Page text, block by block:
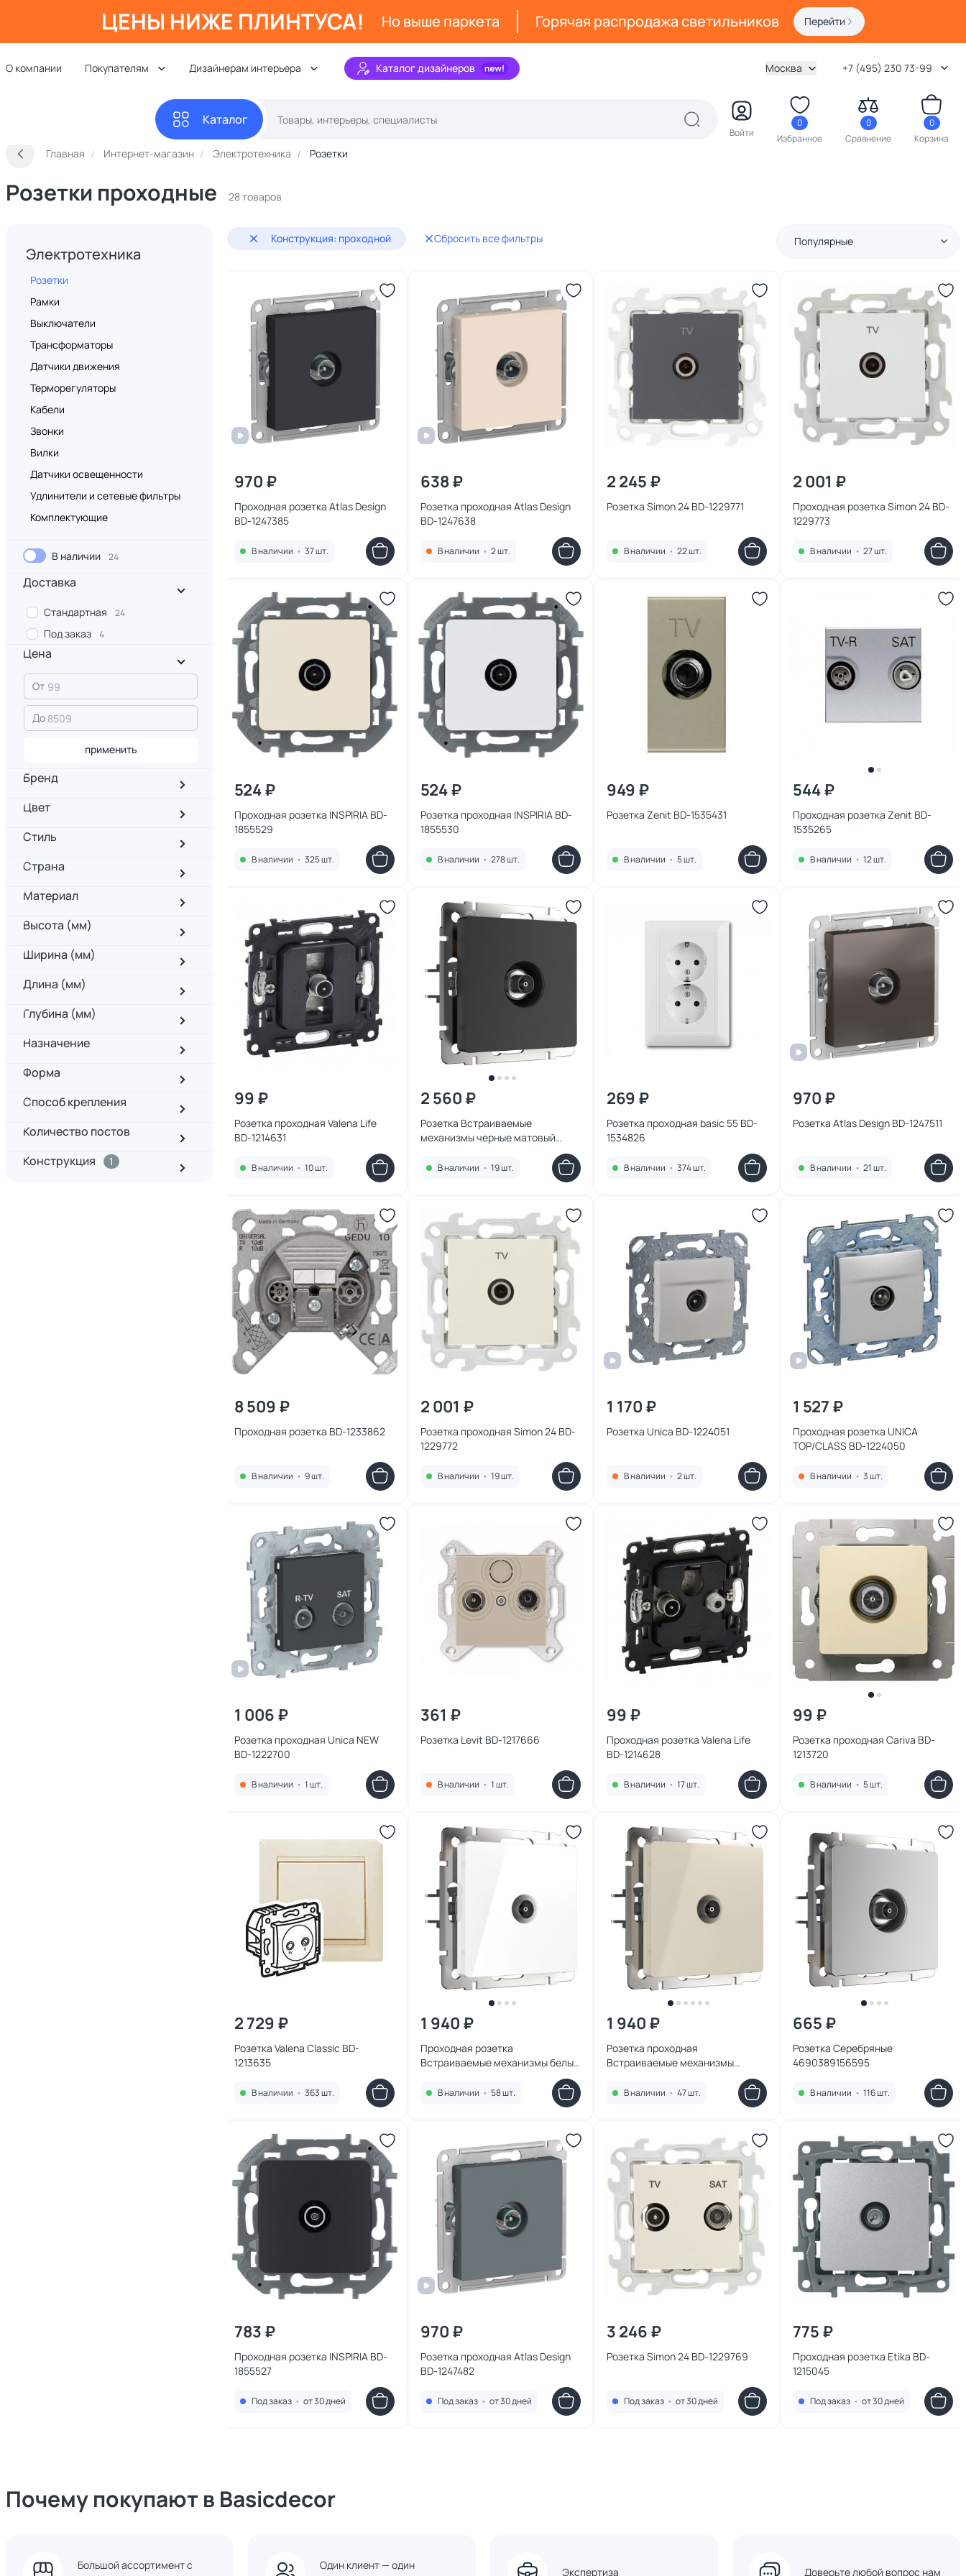
ЦЕНЫ НИЖЕ ПЛИНТУСА! Но выше паркета Горячая распродажа светильников Перейти
О компании Покупателям Дизайнерам интерьера Каталог дизайнеров Москва +7 (495) 230 73-99
Каталог
Войти
0
Избранное
0
Сравнение
0
Корзина
Главная Интернет-магазин Электротехника Розетки
Розетки проходные 28 товаров
Электротехника
Розетки
Рамки
Выключатели
Трансформаторы
Датчики движения
Терморегуляторы
Кабели
Звонки
Вилки
Датчики освещенности
Удлинители и сетевые фильтры
Комплектующие
В наличии 24
Доставка
Стандартная 24
Под заказ 4
Цена
От
До
применить
Бренд
Цвет
Стиль
Страна
Материал
Высота (мм)
Ширина (мм)
Длина (мм)
Глубина (мм)
Назначение
Форма
Способ крепления
Количество постов
Конструкция
1
Конструкция: проходной Сбросить все фильтры Популярные
970 ₽
Проходная розетка Atlas Design
BD-1247385
В наличии • 37 шт.
638 ₽
Розетка проходная Atlas Design
BD-1247638
В наличии • 2 шт.
2 245 ₽
Розетка Simon 24 BD-1229771
В наличии • 22 шт.
2 001 ₽
Проходная розетка Simon 24 BD-
1229773
В наличии • 27 шт.
524 ₽
Проходная розетка INSPIRIA BD-
1855529
В наличии • 325 шт.
524 ₽
Розетка проходная INSPIRIA BD-
1855530
В наличии • 278 шт.
949 ₽
Розетка Zenit BD-1535431
В наличии • 5 шт.
544 ₽
Проходная розетка Zenit BD-
1535265
В наличии • 12 шт.
99 ₽
Розетка проходная Valena Life
BD-1214631
В наличии • 10 шт.
2 560 ₽
Розетка Встраиваемые
механизмы черные матовый
В наличии • 19 шт.
269 ₽
Розетка проходная basic 55 BD-
1534826
В наличии • 374 шт.
970 ₽
Розетка Atlas Design BD-1247511
В наличии • 21 шт.
8 509 ₽
Проходная розетка BD-1233862
В наличии • 9 шт.
2 001 ₽
Розетка проходная Simon 24 BD-
1229772
В наличии • 19 шт.
1 170 ₽
Розетка Unica BD-1224051
В наличии • 2 шт.
1 527 ₽
Проходная розетка UNICA
TOP/CLASS BD-1224050
В наличии • 3 шт.
1 006 ₽
Розетка проходная Unica NEW
BD-1222700
В наличии • 1 шт.
361 ₽
Розетка Levit BD-1217666
В наличии • 1 шт.
99 ₽
Проходная розетка Valena Life
BD-1214628
В наличии • 17 шт.
99 ₽
Розетка проходная Cariva BD-
1213720
В наличии • 5 шт.
2 729 ₽
Розетка Valena Classic BD-
1213635
В наличии • 363 шт.
1 940 ₽
Проходная розетка
Встраиваемые механизмы белые
В наличии • 58 шт.
1 940 ₽
Розетка проходная
Встраиваемые механизмы
слоновая кость 4690389155819
В наличии • 47 шт.
665 ₽
Розетка Серебряные
4690389156595
В наличии • 116 шт.
783 ₽
Проходная розетка INSPIRIA BD-
1855527
Под заказ • от 30 дней
970 ₽
Розетка проходная Atlas Design
BD-1247482
Под заказ • от 30 дней
3 246 ₽
Розетка Simon 24 BD-1229769
Под заказ • от 30 дней
775 ₽
Проходная розетка Etika BD-
1215045
Под заказ • от 30 дней
Почему покупают в Basicdecor
Большой ассортимент с
Один клиент — один
Экспертиза Доверьте любой вопрос нам